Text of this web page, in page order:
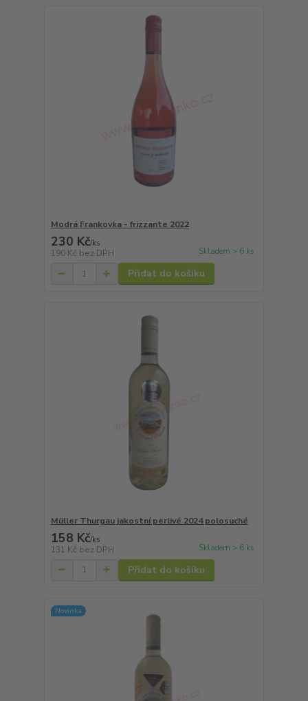
Modrá Frankovka - frizzante 2022
230 Kč/ks
190 Kč bez DPH Skladem > 6 ks
Přidat do košíku
Müller Thurgau jakostní perlivé 2024 polosuché
158 Kč/ks
131 Kč bez DPH Skladem > 6 ks
Přidat do košíku
Novinka